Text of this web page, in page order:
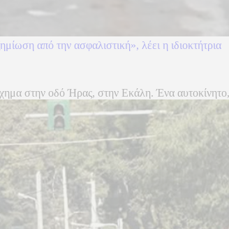
από την ασφαλιστική», λέει η ιδιοκτήτρια
στην οδό Ήρας, στην Εκάλη. Ένα